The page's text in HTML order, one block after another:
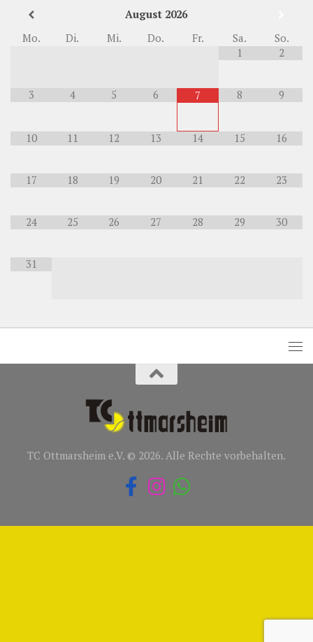
August 2026
Mo.
Di. Mi. Do. Fr. Sa.
So.
1
2
3 4 5 6 7 8 9
10 11 12 13 14 15 16
17 18 19 20 21 22 23
24 25 26 27 28 29 30
31
TC Ottmarsheim e.V. © 2026. Alle Rechte vorbehalten.